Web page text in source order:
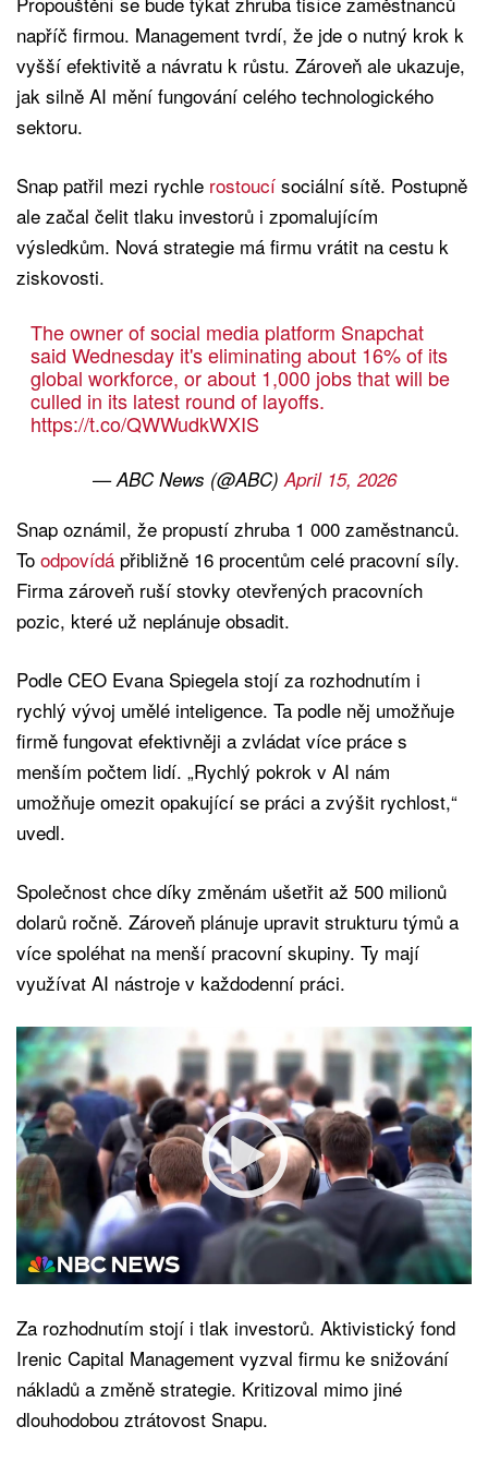
napříč firmou. Management tvrdí, že jde o nutný krok k
vyšší efektivitě a návratu k růstu. Zároveň ale ukazuje,
jak silně AI mění fungování celého technologického
sektoru.
Snap patřil mezi rychle rostoucí sociální sítě. Postupně
ale začal čelit tlaku investorů i zpomalujícím
výsledkům. Nová strategie má firmu vrátit na cestu k
ziskovosti.
The owner of social media platform Snapchat
said Wednesday it's eliminating about 16% of its
global workforce, or about 1,000 jobs that will be
culled in its latest round of layoffs.
https://t.co/QWWudkWXIS
— ABC News (@ABC)April 15, 2026
Snap oznámil, že propustí zhruba 1 000 zaměstnanců.
To odpovídá přibližně 16 procentům celé pracovní síly.
Firma zároveň ruší stovky otevřených pracovních
pozic, které už neplánuje obsadit.
Podle CEO Evana Spiegela stojí za rozhodnutím i
rychlý vývoj umělé inteligence. Ta podle něj umožňuje
firmě fungovat efektivněji a zvládat více práce s
menším počtem lidí. „Rychlý pokrok v AI nám
umožňuje omezit opakující se práci a zvýšit rychlost,“
uvedl.
Společnost chce díky změnám ušetřit až 500 milionů
dolarů ročně. Zároveň plánuje upravit strukturu týmů a
více spoléhat na menší pracovní skupiny. Ty mají
využívat AI nástroje v každodenní práci.
Za rozhodnutím stojí i tlak investorů. Aktivistický fond
Irenic Capital Management vyzval firmu ke snižování
nákladů a změně strategie. Kritizoval mimo jiné
dlouhodobou ztrátovost Snapu.